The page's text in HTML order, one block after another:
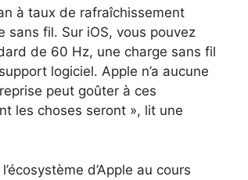
à taux de rafraîchissement
fil. Sur iOS, vous pouvez
de 60 Hz, une charge sans fil
logiciel. Apple n’a aucune
peut goûter à ces
les choses seront », lit une
d’Apple au cours